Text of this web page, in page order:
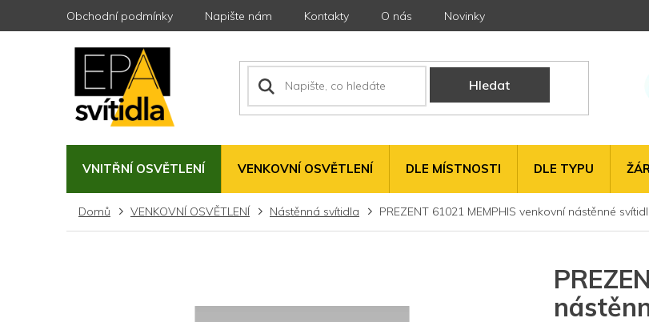
Obchodní podmínky Napište nám Kontakty O nás Novinky
Hledat
VNITŘNÍ OSVĚTLENÍ VENKOVNÍ OSVĚTLENÍ DLE MÍSTNOSTI DLE TYPU
Domů VENKOVNÍ OSVĚTLENÍ Nástěnná svítidla PREZENT 61021 MEMPHIS venkovní nástěnné